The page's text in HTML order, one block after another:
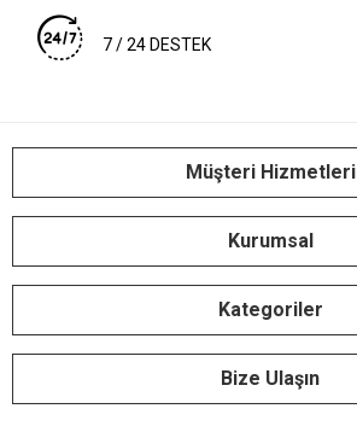
7 / 24 DESTEK
Müşteri Hizmetleri
Kurumsal
Kategoriler
Bize Ulaşın